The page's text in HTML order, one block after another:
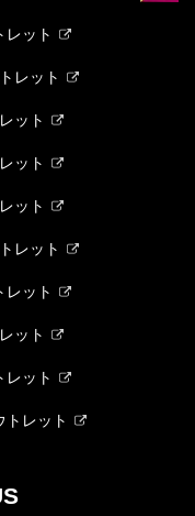
レット
レット
ット
ット
ット
レット
レット
ット
レット
トレット